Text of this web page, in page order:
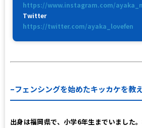
https://www.instagram.com/
Twitter
https://twitter.com/ayaka_lovefen
–フェンシングを始めたキッカケを教
出身は福岡県で、小学6年生までいました